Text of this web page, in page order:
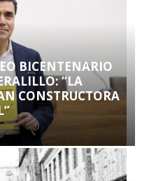
BICENTENARIO
“LA
CONSTRUCTORA